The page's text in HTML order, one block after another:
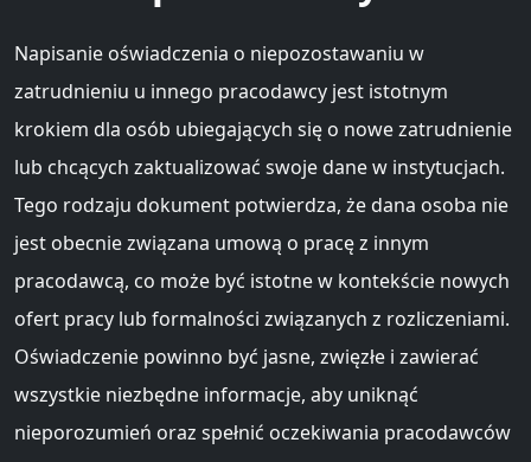
Napisanie oświadczenia o niepozostawaniu w
zatrudnieniu u innego pracodawcy jest istotnym
krokiem dla osób ubiegających się o nowe zatrudnienie
lub chcących zaktualizować swoje dane w instytucjach.
Tego rodzaju dokument potwierdza, że dana osoba nie
jest obecnie związana umową o pracę z innym
pracodawcą, co może być istotne w kontekście nowych
ofert pracy lub formalności związanych z rozliczeniami.
Oświadczenie powinno być jasne, zwięzłe i zawierać
wszystkie niezbędne informacje, aby uniknąć
nieporozumień oraz spełnić oczekiwania pracodawców